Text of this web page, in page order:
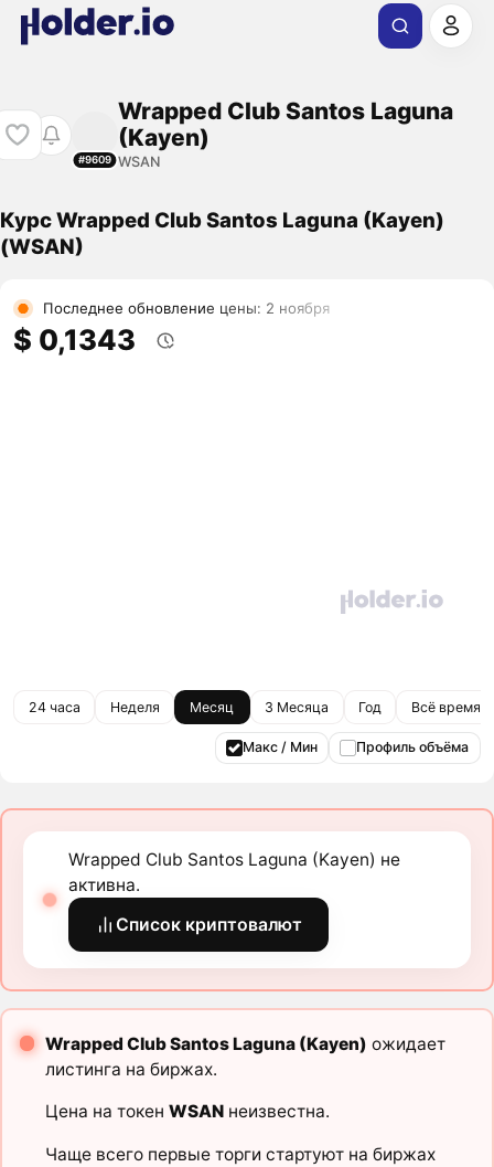
#9609
Wrapped Club Santos Laguna
(Kayen)
WSAN
Курс Wrapped Club Santos Laguna (Kayen)
(WSAN)
Последнее обновление цены: 2 ноября
$ 0,1343
24 часа Неделя Месяц 3 Месяца Год Всё время
Макс / Мин Профиль объёма
Wrapped Club Santos Laguna (Kayen) не
активна.
Список криптовалют
Wrapped Club Santos Laguna (Kayen) ожидает
листинга на биржах.
Цена на токен WSANнеизвестна.
Чаще всего первые торги стартуют на биржах